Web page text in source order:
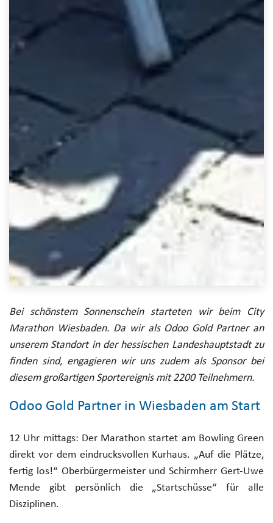
Bei schönstem Sonnenschein starteten wir beim City
Marathon Wiesbaden. Da wir als Odoo Gold Partner an
unserem Standort in der hessischen Landeshauptstadt zu
finden sind, engagieren wir uns zudem als Sponsor bei
diesem großartigen Sportereignis mit 2200 Teilnehmern.
Odoo Gold Partner in Wiesbaden am Start
12 Uhr mittags: Der Marathon startet am Bowling Green
direkt vor dem eindrucksvollen Kurhaus. „Auf die Plätze,
fertig los!“ Oberbürgermeister und Schirmherr Gert-Uwe
Mende gibt persönlich die „Startschüsse“ für alle
Disziplinen.